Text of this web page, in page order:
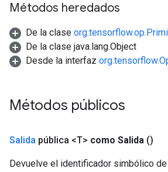
Métodos heredados
De la clase
De la clase java.lang.Object
Desde la interfaz
Métodos públicos
Salida pública <T> como Salida ()
Devuelve el identificador simbólico de